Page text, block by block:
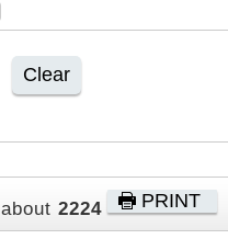
Clear
2224 PRINT